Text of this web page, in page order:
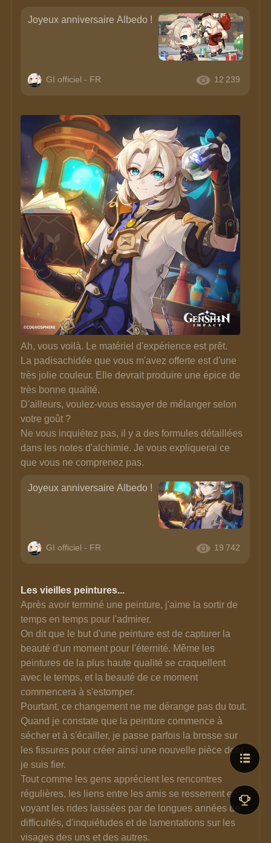
Joyeux anniversaire Albedo !
GI officiel - FR 12 239
Ah, vous voilà. Le matériel d'expérience est prêt.
La padisachidée que vous m'avez offerte est d'une
très jolie couleur. Elle devrait produire une épice de
très bonne qualité.
D'ailleurs, voulez-vous essayer de mélanger selon
votre goût ?
Ne vous inquiétez pas, il y a des formules détaillées
dans les notes d'alchimie. Je vous expliquerai ce
que vous ne comprenez pas.
Joyeux anniversaire Albedo !
GI officiel - FR 19 742
Les vieilles peintures...
Après avoir terminé une peinture, j'aime la sortir de
temps en temps pour l'admirer.
On dit que le but d'une peinture est de capturer la
beauté d'un moment pour l'éternité. Même les
peintures de la plus haute qualité se craquellent
avec le temps, et la beauté de ce moment
commencera à s'estomper.
Pourtant, ce changement ne me dérange pas du tout.
Quand je constate que la peinture commence à
sécher et à s'écailler, je passe parfois la brosse sur
les fissures pour créer ainsi une nouvelle pièce dont
je suis fier.
Tout comme les gens apprécient les rencontres
régulières, les liens entre les amis se resserrent en
voyant les rides laissées par de longues années de
difficultés, d'inquiétudes et de lamentations sur les
visages des uns et des autres.